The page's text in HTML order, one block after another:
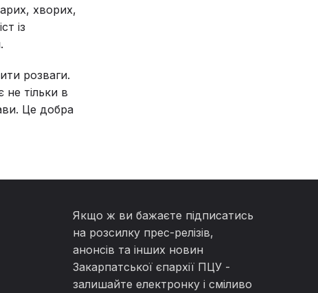
хворих,
із
розваги.
тільки в
Це добра
Якщо ж ви бажаєте підписатись
на розсилку прес-релізів,
анонсів та інших новин
Закарпатської єпархії ПЦУ -
залишайте електронку і сміливо